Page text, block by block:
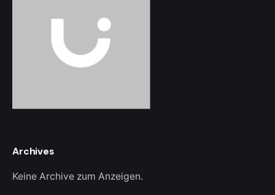
Archives
Keine Archive zum Anzeigen.